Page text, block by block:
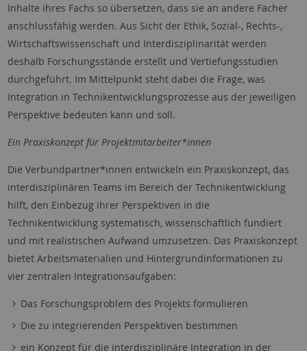
Inhalte ihres Fachs so übersetzen, dass sie an andere Fächer
anschlussfähig werden. Aus Sicht der Ethik, Sozial-, Rechts-,
Wirtschaftswissenschaft und Interdisziplinarität werden
deshalb Forschungsstände erstellt und Vertiefungsstudien
durchgeführt. Im Mittelpunkt steht dabei die Frage, was
Integration in Technikentwicklungsprozesse aus der jeweiligen
Perspektive bedeuten kann und soll.
Ein Praxiskonzept für Projektmitarbeiter*innen
Die Verbundpartner*innen entwickeln ein Praxiskonzept, das
interdisziplinären Teams im Bereich der Technikentwicklung
hilft, den Einbezug ihrer Perspektiven in die
Technikentwicklung systematisch, wissenschaftlich fundiert
und mit realistischen Aufwand umzusetzen. Das Praxiskonzept
bietet Arbeitsmaterialien und Hintergrundinformationen zu
vier zentralen Integrationsaufgaben:
Das Forschungsproblem des Projekts formulieren
Die zu integrierenden Perspektiven bestimmen
ein Konzept für die interdisziplinäre Integration in der